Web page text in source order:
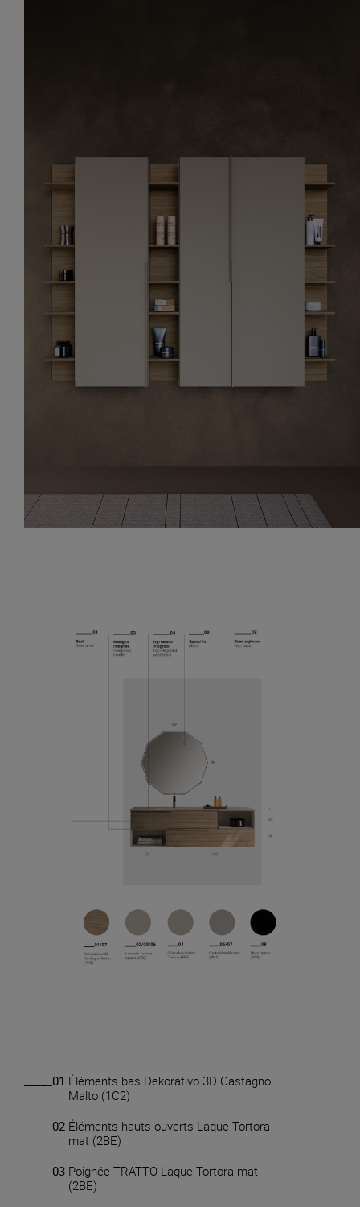
_____01 Éléments bas Dekorativo 3D Castagno
Malto (1C2)
_____02 Éléments hauts ouverts Laque Tortora
mat (2BE)
_____03 Poignée TRATTO Laque Tortora mat
(2BE)